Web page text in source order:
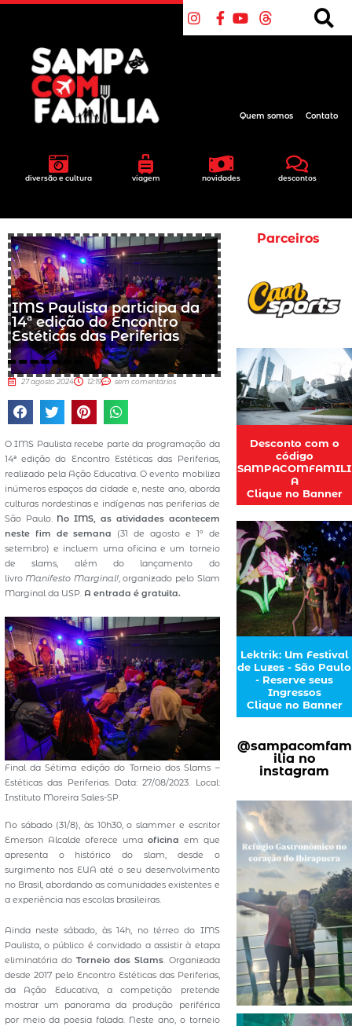
diversão e cultura viagem novidades descontos
Quem somos Contato
IMS Paulista participa da
14ª edição do Encontro
Estéticas das Periferias
27 agosto 2024 12:19 sem comentários
O IMS Paulista recebe parte da programação da
14ª edição do Encontro Estéticas das Periferias,
realizado pela Ação Educativa. O evento mobiliza
inúmeros espaços da cidade e, neste ano, aborda
culturas nordestinas e indígenas nas periferias de
São Paulo. No IMS, as atividades acontecem
neste fim de semana (31 de agosto e 1º de
setembro) e incluem uma oficina e um torneio
de slams, além do lançamento do
livroManifesto Marginal!, organizado pelo Slam
Marginal da USP. A entrada é gratuita.
Final da Sétima edição do Torneio dos Slams –
Estéticas das Periferias. Data: 27/08/2023. Local:
Instituto Moreira Sales-SP.
No sábado (31/8), às 10h30, o slammer e escritor
Emerson Alcalde oferece uma oficina em que
apresenta o histórico do slam, desde o
surgimento nos EUA até o seu desenvolvimento
no Brasil, abordando as comunidades existentes e
a experiência nas escolas brasileiras.
Ainda neste sábado, às 14h, no térreo do IMS
Paulista, o público é convidado a assistir à etapa
eliminatória do Torneio dos Slams. Organizada
desde 2017 pelo Encontro Estéticas das Periferias,
da Ação Educativa, a competição pretende
mostrar um panorama da produção periférica
por meio da poesia falada. Neste ano, o torneio
Parceiros
Desconto com o
código
SAMPACOMFAMILI
A
Clique no Banner
Lektrik: Um Festival
de Luzes - São Paulo
- Reserve seus
Ingressos
Clique no Banner
@sampacomfam
ilia no
instagram